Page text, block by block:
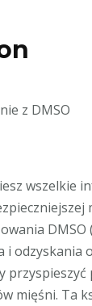
z DMSO
wszelkie
i odzyskania
mięśni. Ta